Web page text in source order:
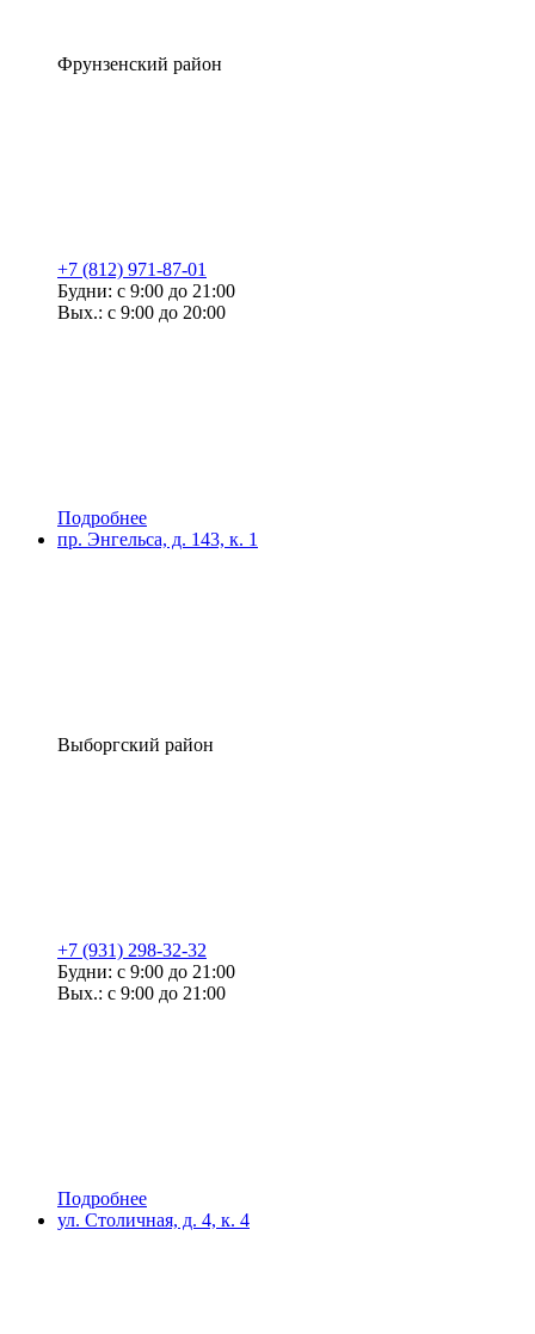
Фрунзенский район
+7 (812) 971-87-01
Будни: с 9:00 до 21:00
Вых.: с 9:00 до 20:00
Подробнее
пр. Энгельса, д. 143, к. 1
Выборгский район
+7 (931) 298-32-32
Будни: с 9:00 до 21:00
Вых.: с 9:00 до 21:00
Подробнее
ул. Столичная, д. 4, к. 4